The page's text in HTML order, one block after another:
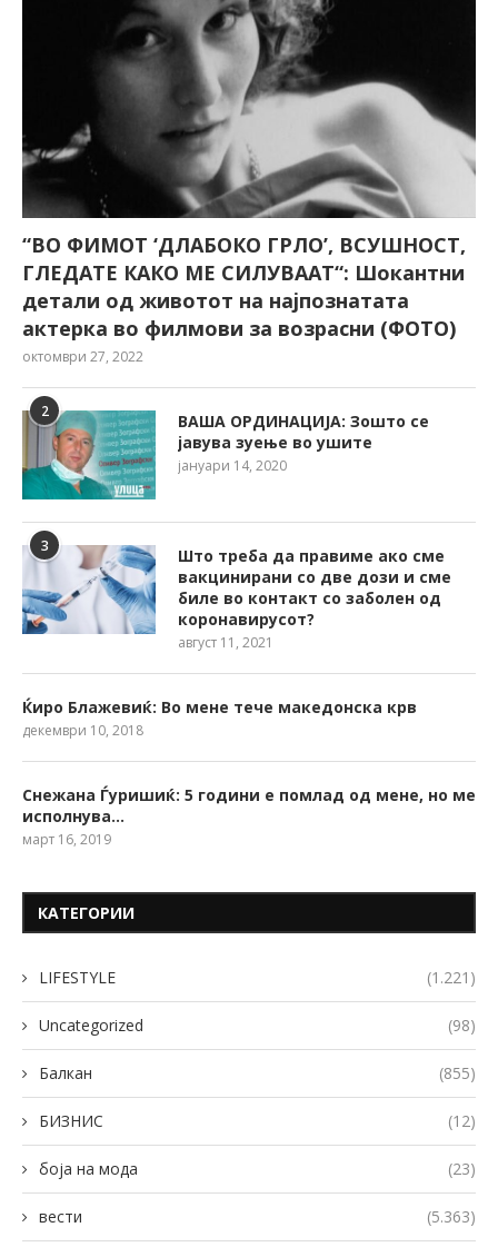
“ВО ФИМОТ ‘ДЛАБОКО ГРЛО’, ВСУШНОСТ,
ГЛЕДАТЕ КАКО МЕ СИЛУВААТ“: Шокантни
детали од животот на најпознатата
актерка во филмови за возрасни (ФОТО)
октомври 27, 2022
2
ВАША ОРДИНАЦИЈА: Зошто се
јавува зуење во ушите
јануари 14, 2020
3
Што треба да правиме ако сме
вакцинирани со две дози и сме
биле во контакт со заболен од
коронавирусот?
август 11, 2021
Ќиро Блажевиќ: Во мене тече македонска крв
декември 10, 2018
Снежана Ѓуришиќ: 5 години е помлад од мене, но ме
исполнува…
март 16, 2019
КАТЕГОРИИ
LIFESTYLE (1.221)
Uncategorized (98)
Балкан (855)
БИЗНИС (12)
боја на мода (23)
вести (5.363)